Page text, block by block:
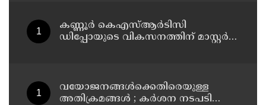
കണ്ണൂർ കെഎസ്ആർടിസി
ഡിപ്പോയുടെ വികസനത്തിന് മാസ്റ്റർ
വയോജനങ്ങൾക്കെതിരെയുള്ള
അതിക്രമങ്ങൾ ; കർശന നടപടി